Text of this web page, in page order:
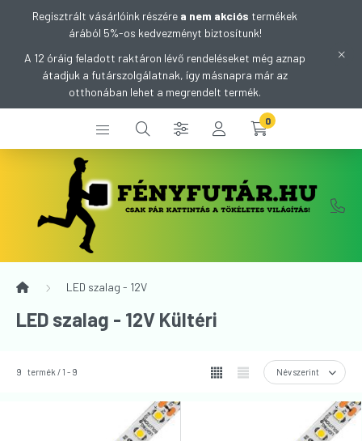
Regisztrált vásárlóink részére a nem akciós termékek
árából 5%-os kedvezményt biztosítunk!
A 12 óráig feladott raktáron lévő rendeléseket még aznap
átadjuk a futárszolgálatnak, így másnapra már az
otthonában lehet a megrendelt termék.
0
LED szalag - 12V
LED szalag - 12V Kültéri
9 termék 1 9